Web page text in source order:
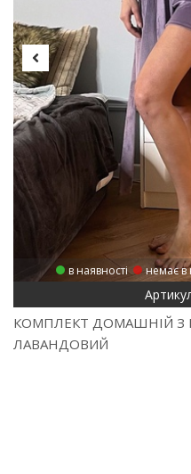
в наявності немає в
КОМПЛЕКТ ДОМАШНІЙ З
ЛАВАНДОВИЙ